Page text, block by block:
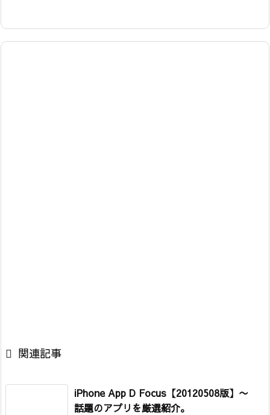
 関連記事
iPhone App D Focus【20120508版】〜
話題のアプリを厳選紹介。